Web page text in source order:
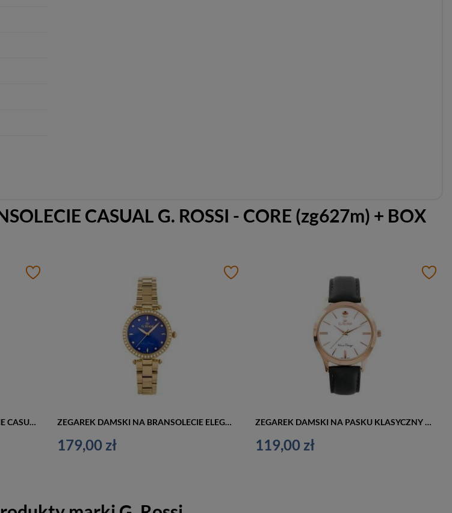
CASUAL G. ROSSI - CORE (zg627m) + BOX
ZEGAREK DAMSKI NA BRANSOLECIE CASUAL G. ROSSI - C5131B-2B3 (zg780d) violet + BOX ZEGAREK DAMSKI NA BRANSOLECIE ELEGANCKI G. ROSSI - 11185B (zg746d) + BOX
179,00 zł
ZEGAREK DAMSKI NA PASKU KLASYCZNY G. ROSSI - 10398A-3G3 (zg783g) r.g./gray + BOX
119,00 zł